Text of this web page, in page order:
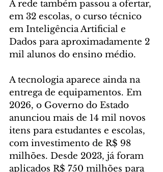
A rede também passou a ofertar,
em 32 escolas, o curso técnico
em Inteligência Artificial e
Dados para aproximadamente 2
mil alunos do ensino médio.
A tecnologia aparece ainda na
entrega de equipamentos. Em
2026, o Governo do Estado
anunciou mais de 14 mil novos
itens para estudantes e escolas,
com investimento de R$ 98
milhões. Desde 2023, já foram
aplicados R$ 750 milhões para